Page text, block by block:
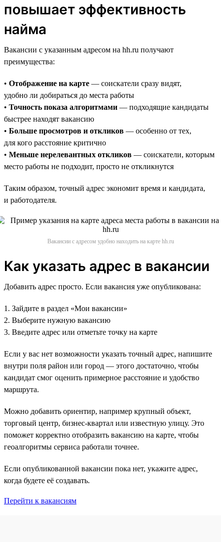
повышает эффективность
найма
Вакансии с указанным адресом на hh.ru получают
преимущества:
• Отображение на карте — соискатели сразу видят,
удобно ли добираться до места работы
• Точность показа алгоритмами — подходящие кандидаты
быстрее находят вакансию
• Больше просмотров и откликов — особенно от тех,
для кого расстояние критично
• Меньше нерелевантных откликов — соискатели, которым
место работы не подходит, просто не откликнутся
Таким образом, точный адрес экономит время и кандидата,
и работодателя.
Вакансии с адресом удобно находить на карте hh.ru
Как указать адрес в вакансии
Добавить адрес просто. Если вакансия уже опубликована:
1. Зайдите в раздел «Мои вакансии»
2. Выберите нужную вакансию
3. Введите адрес или отметьте точку на карте
Если у вас нет возможности указать точный адрес, напишите
внутри поля район или город — этого достаточно, чтобы
кандидат смог оценить примерное расстояние и удобство
маршрута.
Можно добавить ориентир, например крупный объект,
торговый центр, бизнес-квартал или известную улицу. Это
поможет корректно отобразить вакансию на карте, чтобы
геоалгоритмы сервиса работали точнее.
Если опубликованной вакансии пока нет, укажите адрес,
когда будете её создавать.
Перейти к вакансиям